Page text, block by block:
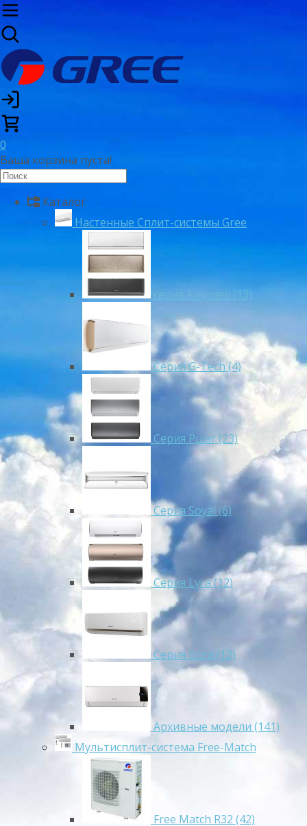
0
Ваша корзина пуста!
Каталог
Настенные Сплит-системы Gree
серия Airy new (13)
Серия G-Tech (4)
Серия Pular (23)
Cерия Soyal (6)
Серия Lyra (12)
Серия Bora (12)
Архивные модели (141)
Мультисплит-система Free-Match
Free Match R32 (42)